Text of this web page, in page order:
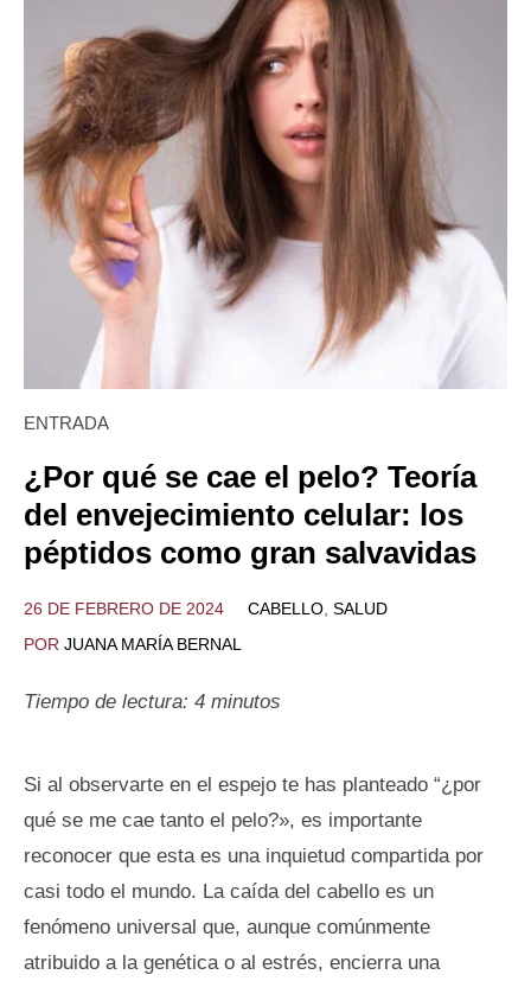
ENTRADA
¿Por qué se cae el pelo? Teoría
del envejecimiento celular: los
péptidos como gran salvavidas
26 DE FEBRERO DE 2024 CABELLO, SALUD
POR JUANA MARÍA BERNAL
Tiempo de lectura: 4 minutos
Si al observarte en el espejo te has planteado “¿por
qué se me cae tanto el pelo?», es importante
reconocer que esta es una inquietud compartida por
casi todo el mundo. La caída del cabello es un
fenómeno universal que, aunque comúnmente
atribuido a la genética o al estrés, encierra una